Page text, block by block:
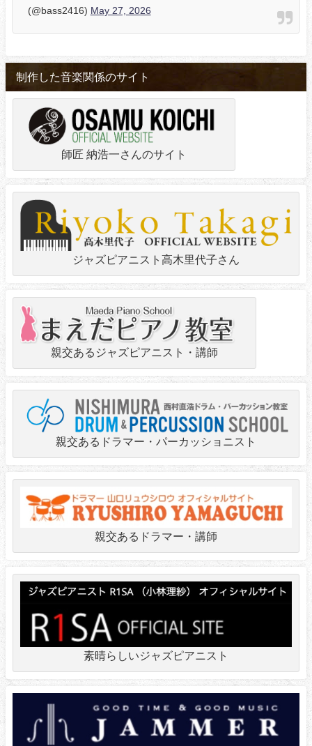
(@bass2416) May 27, 2026
制作した音楽関係のサイト
師匠 納浩一さんのサイト
ジャズピアニスト高木里代子さん
親交あるジャズピアニスト・講師
親交あるドラマー・パーカッショニスト
親交あるドラマー・講師
素晴らしいジャズピアニスト